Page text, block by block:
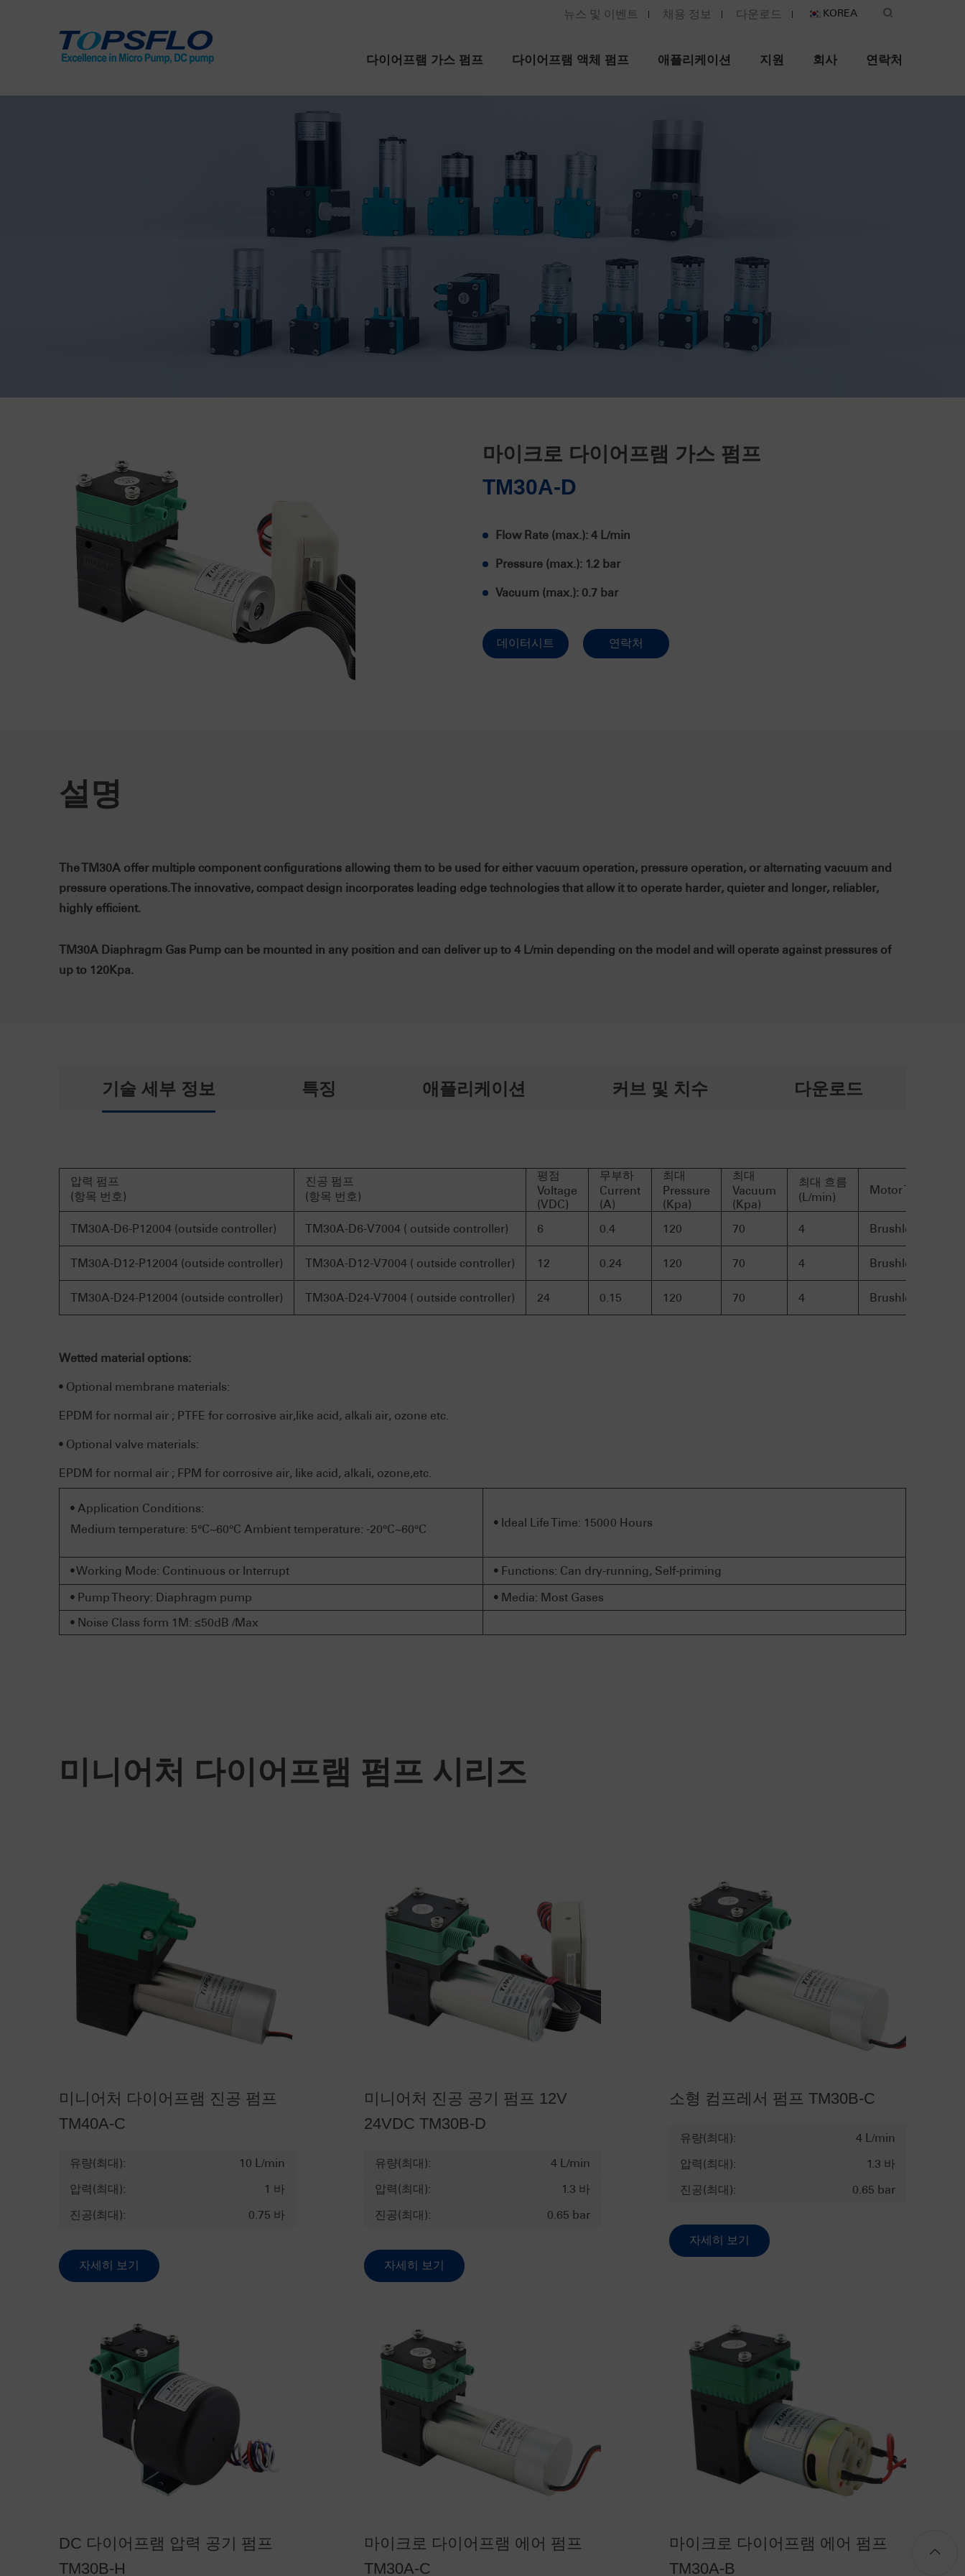
뉴스 및 이벤트 채용 정보 다운로드 KOREA
다이어프램 가스 펌프 다이어프램 액체 펌프 애플리케이션 지원 회사 연락처
마이크로 다이어프램 가스 펌프
TM30A-D
Flow Rate (max.): 4 L/min
Pressure (max.): 1.2 bar
Vacuum (max.): 0.7 bar
데이터시트 연락처
설명
The TM30A offer multiple component configurations allowing them to be used for either vacuum operation, pressure operation, or alternating vacuum and
pressure operations.The innovative, compact design incorporates leading edge technologies that allow it to operate harder, quieter and longer, reliabler,
highly efficient.
TM30A Diaphragm Gas Pump can be mounted in any position and can deliver up to 4 L/min depending on the model and will operate against pressures of
up to 120Kpa.
기술 세부 정보 특징 애플리케이션 커브 및 치수 다운로드
압력 펌프
(항목 번호)
진공 펌프
(항목 번호)
평점
Voltage
(VDC)
무부하
Current
(A)
최대
Pressure
(Kpa)
최대
Vacuum
(Kpa)
최대 흐름
(L/min)
Motor Type
TM30A-D6-P12004 (outside controller) TM30A-D6-V7004 ( outside controller) 6 0.4 120 70 4 Brushless Motor
TM30A-D12-P12004 (outside controller) TM30A-D12-V7004 ( outside controller) 12 0.24 120 70 4 Brushless Motor
TM30A-D24-P12004 (outside controller) TM30A-D24-V7004 ( outside controller) 24 0.15 120 70 4 Brushless Motor
Wetted material options:
• Optional membrane materials:
EPDM for normal air ; PTFE for corrosive air,like acid, alkali air, ozone etc.
• Optional valve materials:
EPDM for normal air ; FPM for corrosive air, like acid, alkali, ozone,etc.
• Application Conditions:
Medium temperature: 5°C~60°C Ambient temperature: -20°C~60°C
• Ideal Life Time: 15000 Hours
• Working Mode: Continuous or Interrupt
• Functions: Can dry-running, Self-priming
• Pump Theory: Diaphragm pump
• Media: Most Gases
• Noise Class form 1M: ≤50dB /Max
미니어처 다이어프램 펌프 시리즈
미니어처 다이어프램 진공 펌프
TM40A-C
유량(최대):
10 L/min
압력(최대):
1 바
진공(최대):
0.75 바
자세히 보기
미니어처 진공 공기 펌프 12V
24VDC TM30B-D
유량(최대):
4 L/min
압력(최대):
1.3 바
진공(최대):
0.65 bar
자세히 보기
소형 컴프레서 펌프 TM30B-C
유량(최대):
4 L/min
압력(최대):
1.3 바
진공(최대):
0.65 bar
자세히 보기
DC 다이어프램 압력 공기 펌프
TM30B-H
마이크로 다이어프램 에어 펌프
TM30A-C
마이크로 다이어프램 에어 펌프
TM30A-B